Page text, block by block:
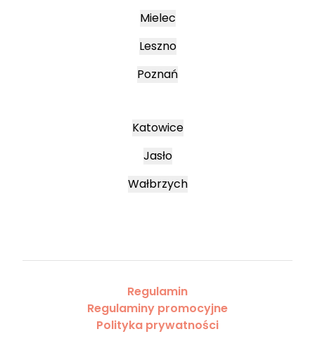
Mielec
Leszno
Poznań
Katowice
Jasło
Wałbrzych
Regulamin
Regulaminy promocyjne
Polityka prywatności